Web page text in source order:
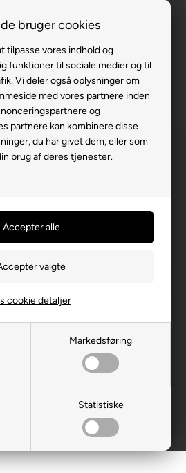
bruger cookies
tilpasse vores indhold og
funktioner til sociale medier og til
Vi deler også oplysninger om
med vores partnere inden
og
partnere kan kombinere disse
du har givet dem, eller som
brug af deres tjenester.
Markedsføring
Statistiske
cookie detaljer
Fremvisning hos dig
levering v. køb for 799,-
Service hos dig
3 års garanti
63 15 00 00